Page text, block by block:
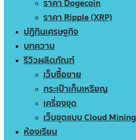
ราคา Dogecoin
ราคา Ripple (XRP)
ปฏิทินเศรษฐกิจ
บทความ
รีวิวผลิตภัณฑ์
เว็บซื้อขาย
กระเป๋าเก็บเหรียญ
เครื่องขุด
เว็บขุดแบบ Cloud Mining
ห้องเรียน